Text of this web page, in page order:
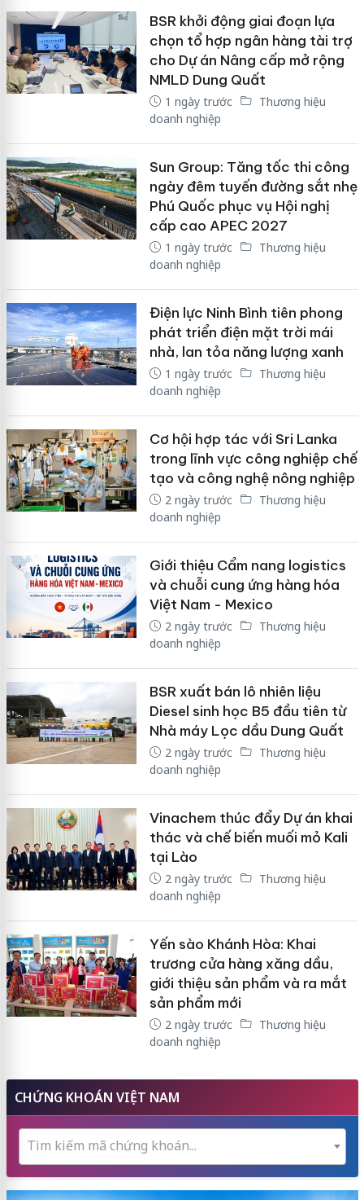
BSR khởi động giai đoạn lựa
chọn tổ hợp ngân hàng tài trợ
cho Dự án Nâng cấp mở rộng
NMLD Dung Quất
1 ngày trước
Thương hiệu
doanh nghiệp
Sun Group: Tăng tốc thi công
ngày đêm tuyến đường sắt nhẹ
Phú Quốc phục vụ Hội nghị
cấp cao APEC 2027
1 ngày trước
Thương hiệu
doanh nghiệp
Điện lực Ninh Bình tiên phong
phát triển điện mặt trời mái
nhà, lan tỏa năng lượng xanh
1 ngày trước
Thương hiệu
doanh nghiệp
Cơ hội hợp tác với Sri Lanka
trong lĩnh vực công nghiệp chế
tạo và công nghệ nông nghiệp
2 ngày trước
Thương hiệu
doanh nghiệp
Giới thiệu Cẩm nang logistics
và chuỗi cung ứng hàng hóa
Việt Nam - Mexico
2 ngày trước
Thương hiệu
doanh nghiệp
BSR xuất bán lô nhiên liệu
Diesel sinh học B5 đầu tiên từ
Nhà máy Lọc dầu Dung Quất
2 ngày trước
Thương hiệu
doanh nghiệp
Vinachem thúc đẩy Dự án khai
thác và chế biến muối mỏ Kali
tại Lào
2 ngày trước
Thương hiệu
doanh nghiệp
Yến sào Khánh Hòa: Khai
trương cửa hàng xăng dầu,
giới thiệu sản phẩm và ra mắt
sản phẩm mới
2 ngày trước
Thương hiệu
doanh nghiệp
CHỨNG KHOÁN VIỆT NAM
Tìm kiếm mã chứng khoán...